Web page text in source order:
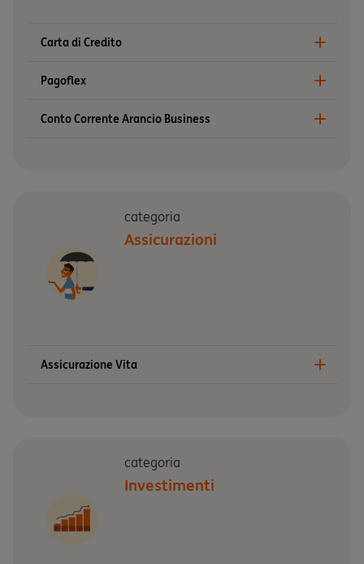
Carta di Credito
Pagoflex
Conto Corrente Arancio Business
categoria
Assicurazioni
Assicurazione Vita
categoria
Investimenti